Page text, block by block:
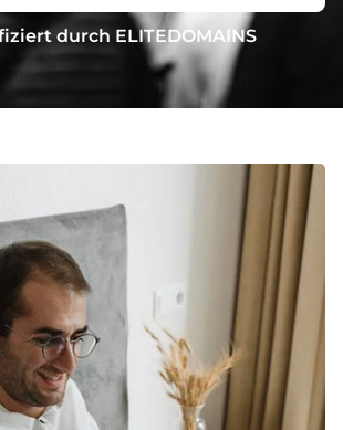
durch ELITEDOMAINS